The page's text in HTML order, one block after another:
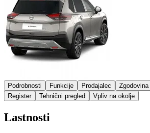
Podrobnosti Funkcije Prodajalec Zgodovina
Register
Tehnični pregled Vpliv na okolje
Lastnosti